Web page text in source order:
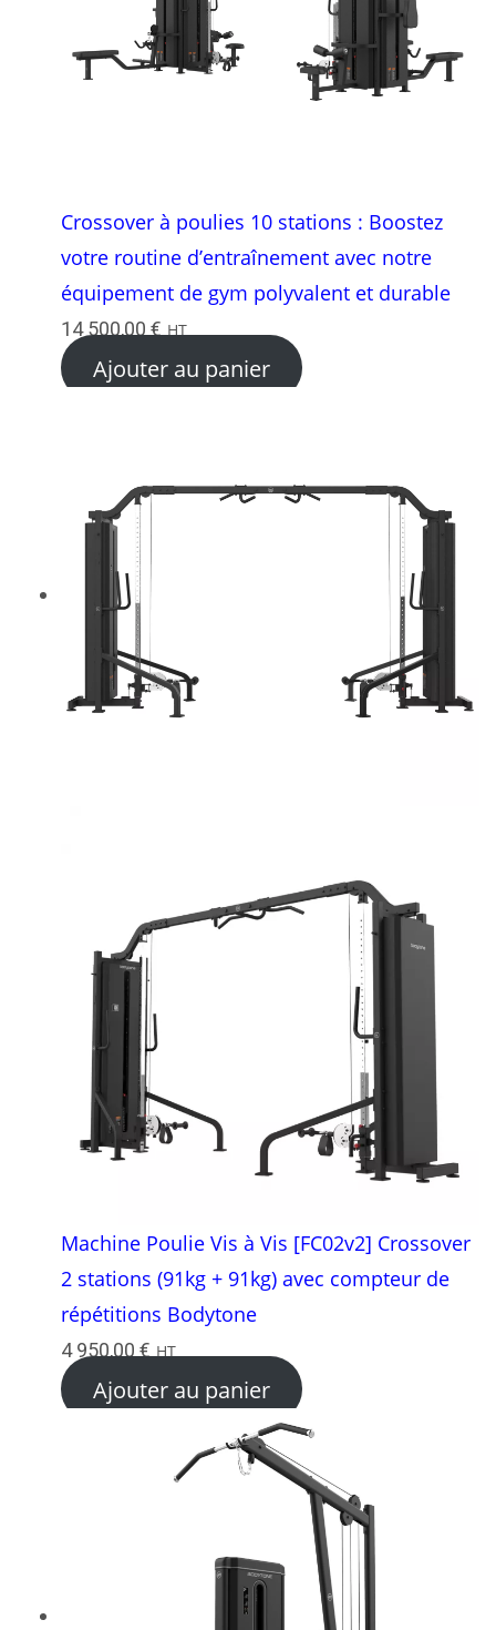
Crossover à poulies 10 stations : Boostez
votre routine d’entraînement avec notre
équipement de gym polyvalent et durable
14 500,00 € HT
Ajouter au panier
Machine Poulie Vis à Vis [FC02v2] Crossover
2 stations (91kg + 91kg) avec compteur de
répétitions Bodytone
4 950,00 € HT
Ajouter au panier